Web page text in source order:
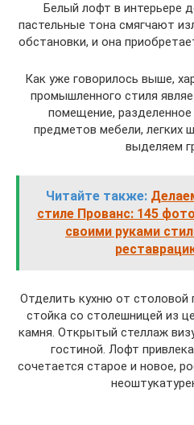
Белый лофт в интерьере
пастельные тона смягчают
обстановки, и она
Как уже говорилось выше,
промышленного стиля
помещение,
предметов мебели, легких
выделяем
Читайте также:
стиле Прованс: 145
своими руками
Отделить кухню от столовой
стойка со столешницей из
камня. Открытый стеллаж
гостиной. Лофт
сочетается старое и новое,